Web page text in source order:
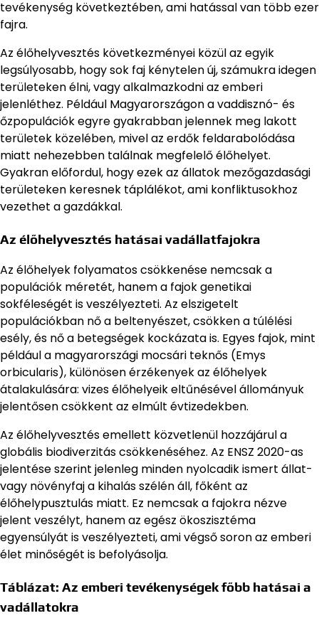
tevékenység következtében, ami hatással van több ezer
fajra.
Az élőhelyvesztés következményei közül az egyik
legsúlyosabb, hogy sok faj kénytelen új, számukra idegen
területeken élni, vagy alkalmazkodni az emberi
jelenléthez. Például Magyarországon a vaddisznó- és
őzpopulációk egyre gyakrabban jelennek meg lakott
területek közelében, mivel az erdők feldarabolódása
miatt nehezebben találnak megfelelő élőhelyet.
Gyakran előfordul, hogy ezek az állatok mezőgazdasági
területeken keresnek táplálékot, ami konfliktusokhoz
vezethet a gazdákkal.
Az élőhelyvesztés hatásai vadállatfajokra
Az élőhelyek folyamatos csökkenése nemcsak a
populációk méretét, hanem a fajok genetikai
sokféleségét is veszélyezteti. Az elszigetelt
populációkban nő a beltenyészet, csökken a túlélési
esély, és nő a betegségek kockázata is. Egyes fajok, mint
például a magyarországi mocsári teknős (Emys
orbicularis), különösen érzékenyek az élőhelyek
átalakulására: vizes élőhelyeik eltűnésével állományuk
jelentősen csökkent az elmúlt évtizedekben.
Az élőhelyvesztés emellett közvetlenül hozzájárul a
globális biodiverzitás csökkenéséhez. Az ENSZ 2020-as
jelentése szerint jelenleg minden nyolcadik ismert állat-
vagy növényfaj a kihalás szélén áll, főként az
élőhelypusztulás miatt. Ez nemcsak a fajokra nézve
jelent veszélyt, hanem az egész ökoszisztéma
egyensúlyát is veszélyezteti, ami végső soron az emberi
élet minőségét is befolyásolja.
Táblázat: Az emberi tevékenységek főbb hatásai a
vadállatokra